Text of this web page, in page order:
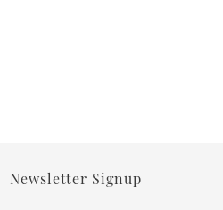
Newsletter Signup